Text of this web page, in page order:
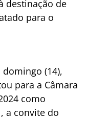
destinação de
para o
(14),
para a Câmara
como
a convite do